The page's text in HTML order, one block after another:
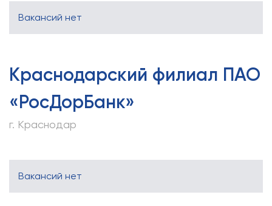
Вакансий нет
Краснодарский филиал ПАО
«РосДорБанк»
г. Краснодар
Вакансий нет